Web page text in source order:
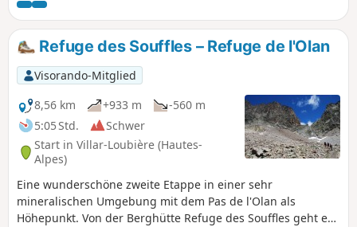
Refuge des Souffles – Refuge de l'Olan
Visorando-Mitglied
8,56 km
+933 m
-560 m
5:05 Std.
Schwer
Start in Villar-Loubière (Hautes-
Alpes)
Eine wunderschöne zweite Etappe in einer sehr
mineralischen Umgebung mit dem Pas de l'Olan als
Höhepunkt. Von der Berghütte Refuge des Souffles geht es